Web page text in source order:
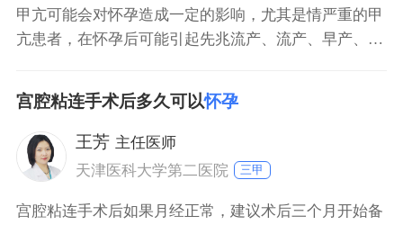
甲亢可能会对怀孕造成一定的影响，尤其是情严重的甲
亢患者，在怀孕后可能引起先兆流产、流产、早产、死
情平稳的情况下怀孕，可尽量减少上述风险的发生。在
怀孕期间，需定期复查甲功，及时调整治疗方案等。
宫腔粘连手术后多久可以怀孕
王芳 主任医师
天津医科大学第二医院
三甲
宫腔粘连手术后如果月经正常，建议术后三个月开始备